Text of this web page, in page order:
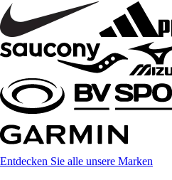
Entdecken Sie alle unsere Marken